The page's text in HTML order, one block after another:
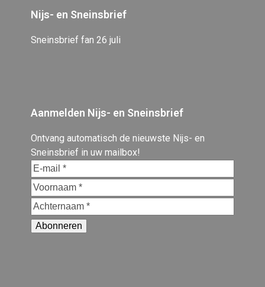
Nijs- en Sneinsbrief
Sneinsbrief fan 26 juli
Aanmelden Nijs- en Sneinsbrief
Ontvang automatisch de nieuwste Nijs- en
Sneinsbrief in uw mailbox!